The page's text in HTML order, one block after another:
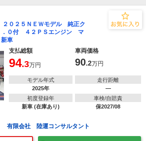
０２５ＮＥＷモデル 純正ク
．０付 ４２ＰＳエンジン マ
車
支払総額
車両価格
94.3万円 90.2万円
モデル年式
2025年
走行距離
―
初度登録年
新車 (在庫あり)
車検/自賠責
保2027/08
限会社 陸運コンサルタント